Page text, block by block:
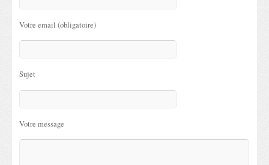
Votre email (obligatoire)
Sujet
Votre message